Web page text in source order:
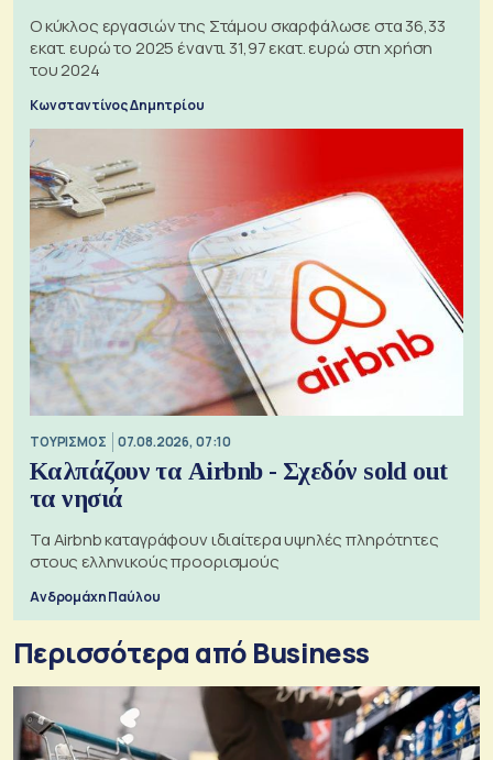
Ο κύκλος εργασιών της Στάμου σκαρφάλωσε στα 36,33
εκατ. ευρώ το 2025 έναντι 31,97 εκατ. ευρώ στη χρήση
του 2024
Κωνσταντίνος Δημητρίου
ΤΟΥΡΙΣΜΟΣ 07.08.2026, 07:10
Καλπάζουν τα Airbnb - Σχεδόν sold out
τα νησιά
Τα Airbnb καταγράφουν ιδιαίτερα υψηλές πληρότητες
στους ελληνικούς προορισμούς
Ανδρομάχη Παύλου
Περισσότερα από Business